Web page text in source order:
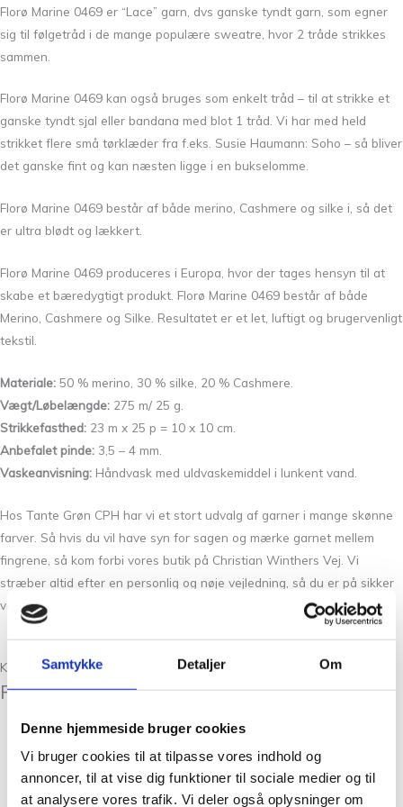
Samtykke Detaljer Om
Denne hjemmeside bruger cookies
Vi bruger cookies til at tilpasse vores indhold og
annoncer, til at vise dig funktioner til sociale medier og til
at analysere vores trafik. Vi deler også oplysninger om
Florø Marine 0469 er “Lace” garn, dvs ganske tyndt garn, som egner
sig til følgetråd i de mange populære sweatre, hvor 2 tråde strikkes
sammen.
Florø Marine 0469 kan også bruges som enkelt tråd – til at strikke et
ganske tyndt sjal eller bandana med blot 1 tråd. Vi har med held
strikket flere små tørklæder fra f.eks. Susie Haumann: Soho – så bliver
det ganske fint og kan næsten ligge i en bukselomme.
Florø Marine 0469 består af både merino, Cashmere og silke i, så det
er ultra blødt og lækkert.
Florø Marine 0469 produceres i Europa, hvor der tages hensyn til at
skabe et bæredygtigt produkt. Florø Marine 0469 består af både
Merino, Cashmere og Silke. Resultatet er et let, luftigt og brugervenligt
tekstil.
Materiale: 50 % merino, 30 % silke, 20 % Cashmere.
Vægt/Løbelængde: 275 m/ 25 g.
Strikkefasthed: 23 m x 25 p = 10 x 10 cm.
Anbefalet pinde: 3,5 – 4 mm.
Vaskeanvisning: Håndvask med uldvaskemiddel i lunkent vand.
Hos Tante Grøn CPH har vi et stort udvalg af garner i mange skønne
farver. Så hvis du vil have syn for sagen og mærke garnet mellem
fingrene, så kom forbi vores butik på Christian Winthers Vej. Vi
stræber altid efter en personlig og nøje vejledning, så du er på sikker
vej med dine fremtidige strikkeeventyr.
Kunder købte også
Relaterede varer
Havblik Kanel 06
kr.75,00 Tilføj til kurv